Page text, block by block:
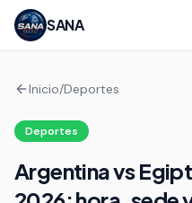
SANA
Inicio/Deportes
Deportes
Argentina vs